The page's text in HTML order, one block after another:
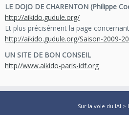
LE DOJO DE CHARENTON (Philippe
http://aikido.gudule.org/
Et plus précisément la page
http://aikido.gudule.org/Saison-2009-
UN SITE DE BON CONSEIL
http//www.aikido-paris-idf.org
Sur la voie du IAI >